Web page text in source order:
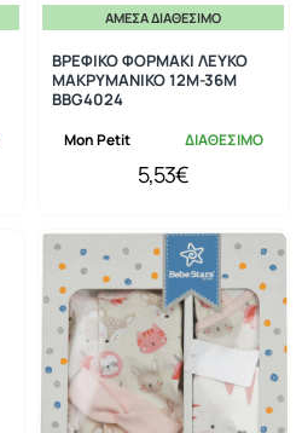
ΆΜΕΣΑ ΔΙΑΘΈΣΙΜΟ
Mon Petit ΔΙΑΘΕΣΙΜΟ
ΒΡΕΦΙΚΟ ΦΟΡΜΑΚΙ ΛΕΥΚΟ
ΜΑΚΡΥΜΑΝΙΚΟ 12Μ-36Μ
BBG4024
5,53€